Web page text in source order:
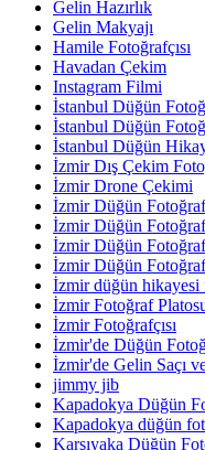
Gelin Hazırlık
Gelin Makyajı
Hamile Fotoğrafçısı
Havadan Çekim
Instagram Filmi
İstanbul Düğün
İstanbul Düğün
İstanbul Düğün
İzmir Dış Çekim
İzmir Drone Çekimi
İzmir Düğün
İzmir Düğün
İzmir Düğün
İzmir Düğün
İzmir düğün hikayesi
İzmir Fotoğraf
İzmir Fotoğrafçısı
İzmir'de Düğün
İzmir'de Gelin Saçı
jimmy jib
Kapadokya Düğün
Kapadokya düğün
Karşıyaka Düğün